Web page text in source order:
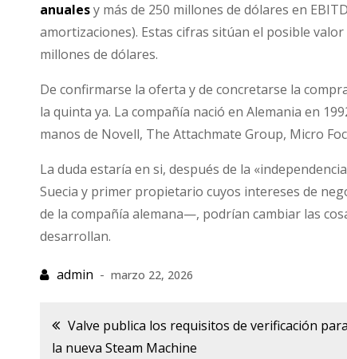
anualesy más de 250 millones de dólares en
amortizaciones). Estas cifras sitúan el posible
millones de dólares.
De confirmarse la oferta y de concretarse la
la quinta ya. La compañía nació en Alemania en
manos de Novell, The Attachmate Group, Micro
La duda estaría en si, después de la
Suecia y primer propietario cuyos intereses de
de la compañía alemana—, podrían cambiar las
desarrollan.
marzo 22, 2026
Navegación
Valve publica los requisitos de verificación para
la nueva Steam Machine